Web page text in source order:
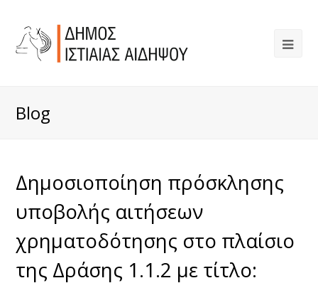
Blog
Δημοσιοποίηση πρόσκλησης
υποβολής αιτήσεων
χρηματοδότησης στο πλαίσιο
της Δράσης 1.1.2 με τίτλο: